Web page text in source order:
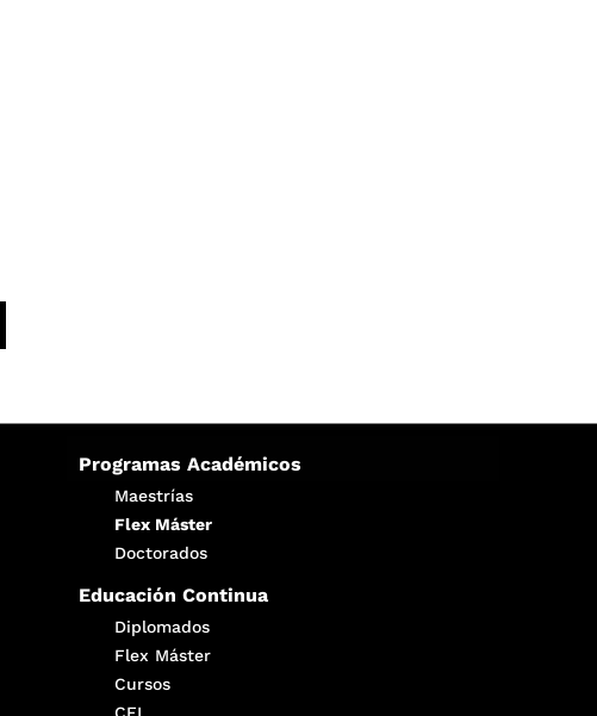
Programas Académicos
Maestrías
Flex Máster
Doctorados
Educación Continua
Diplomados
Flex Máster
Cursos